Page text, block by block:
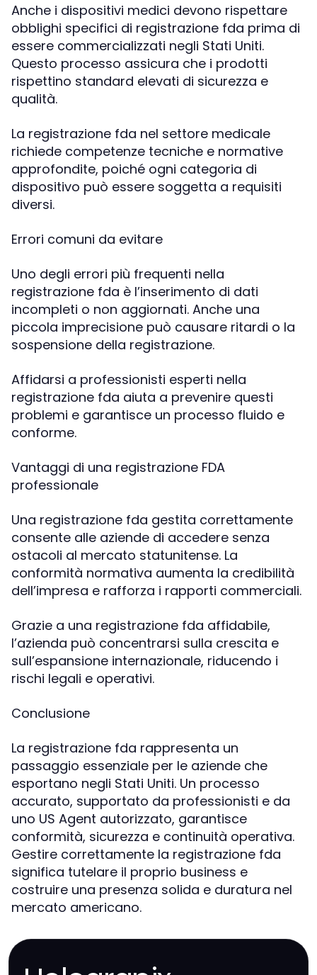
Anche i dispositivi medici devono rispettare
obblighi specifici di registrazione fda prima di
essere commercializzati negli Stati Uniti.
Questo processo assicura che i prodotti
rispettino standard elevati di sicurezza e
qualità.
La registrazione fda nel settore medicale
richiede competenze tecniche e normative
approfondite, poiché ogni categoria di
dispositivo può essere soggetta a requisiti
diversi.
Errori comuni da evitare
Uno degli errori più frequenti nella
registrazione fda è l’inserimento di dati
incompleti o non aggiornati. Anche una
piccola imprecisione può causare ritardi o la
sospensione della registrazione.
Affidarsi a professionisti esperti nella
registrazione fda aiuta a prevenire questi
problemi e garantisce un processo fluido e
conforme.
Vantaggi di una registrazione FDA
professionale
Una registrazione fda gestita correttamente
consente alle aziende di accedere senza
ostacoli al mercato statunitense. La
conformità normativa aumenta la credibilità
dell’impresa e rafforza i rapporti commerciali.
Grazie a una registrazione fda affidabile,
l’azienda può concentrarsi sulla crescita e
sull’espansione internazionale, riducendo i
rischi legali e operativi.
Conclusione
La registrazione fda rappresenta un
passaggio essenziale per le aziende che
esportano negli Stati Uniti. Un processo
accurato, supportato da professionisti e da
uno US Agent autorizzato, garantisce
conformità, sicurezza e continuità operativa.
Gestire correttamente la registrazione fda
significa tutelare il proprio business e
costruire una presenza solida e duratura nel
mercato americano.